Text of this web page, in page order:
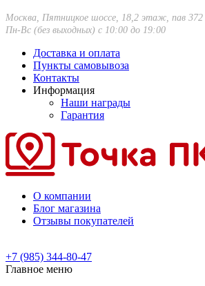
Москва, Пятницкое шоссе, 18,2 этаж, пав 372
Пн-Вс (без выходных) с 10:00 до 19:00
Доставка и оплата
Пункты самовывоза
Контакты
Информация
Наши награды
Гарантия
О компании
Блог магазина
Отзывы покупателей
+7 (985) 344-80-47
Главное меню